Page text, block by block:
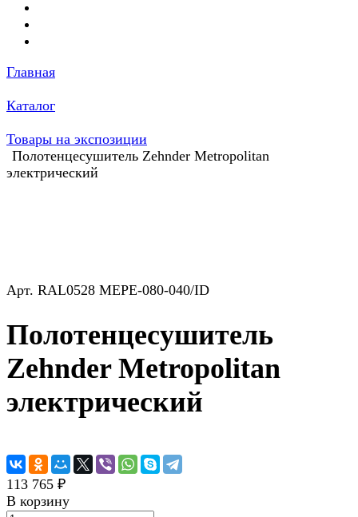
Главная
Каталог
Товары на экспозиции
Полотенцесушитель Zehnder Metropolitan
электрический
Арт. RAL0528 MEPE-080-040/ID
Полотенцесушитель
Zehnder Metropolitan
электрический
113 765 ₽
В корзину